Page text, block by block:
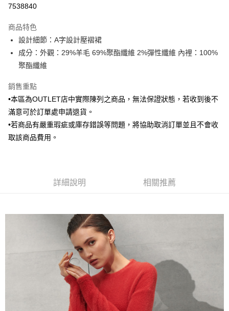
合作金庫商業銀行
華南商業銀行
上海商業儲蓄銀行
台北富邦商業銀行
國泰世華商業銀行
匯豐（台灣）商業銀行
聯邦商業銀行
遠東國際商業銀行
元大商業銀行
台新國際商業銀行
中國信託商業銀行
台灣樂天信用卡公司
6 期 0 利率 每期
華南商業銀行
彰化商業銀行
上海商業儲蓄銀行
臺灣中小企業銀行
匯豐（台灣）商業銀行
華泰商業銀行
聯邦商業銀行
元大商業銀行
永豐商業銀行
玉山商業銀行
LINE Pay
Apple Pay
街口支付
悠遊付
Google Pay
【關於「AFTEE先享後付」】
１．簡單：不需註冊會員、不需綁卡、不需儲值。
２．便利：只要手機號碼，簡訊認證，即可結帳。
３．安心：先確認商品／服務後，再付款。
【「AFTEE先享後付」結帳流程】
１．於結帳方式選擇「AFTEE先享後付」後，將跳轉至「AFTEE先享後付」
結帳頁面，進行簡訊認證並確認金額後，即可完成結帳。
２．訂單成立數日內，您將收到繳費通知簡訊。
３．收到繳費通知簡訊後14天內，點擊此簡訊中的連結，可透過四大超商／
ATM／網路銀行／等多元方式進行付款，方視為交易完成。
※ 請注意：結帳手續完成當下不需立刻繳費，但若您需要取消訂單，請聯絡
每筆NT$120，滿NT$3,000(含以上)免運費
新竹物流離島宅配
每筆NT$350，滿NT$3,500(含以上)免運費
查看運費
7538840
商品特色
設計細節：A字設計壓褶裙
成分：外觀：29%羊毛 69%聚酯纖維 2%彈性纖維 內裡：100%
聚酯纖維
銷售重點
•本區為OUTLET店中實際陳列之商品，無法保證狀態，若收到後不
滿意可於訂單處申請退貨。
•若商品有嚴重瑕疵或庫存錯誤等問題，將協助取消訂單並且不會收
取該商品費用。
詳細說明 相關推薦